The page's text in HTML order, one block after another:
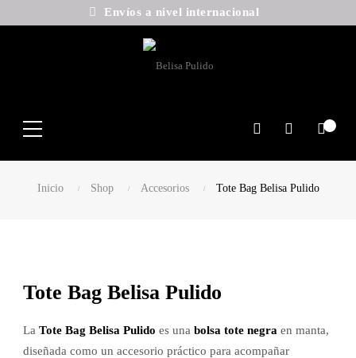
Envíos a nivel internacional
Search
Inicio Shop Accesorios Tote Bag Belisa Pulido
Tote Bag Belisa Pulido
La Tote Bag Belisa Pulido es una bolsa tote negra en manta,
diseñada como un accesorio práctico para acompañar